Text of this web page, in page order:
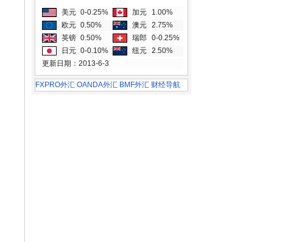
美元 0-0.25% 加元
1.00%
欧元 0.50% 澳元 2.75%
英镑 0.50% 瑞郎 0-0.25%
日元 0-0.10% 纽元 2.50%
更新日期：2013-6-3
FXPRO外汇 OANDA外汇 BMF外汇 财经导航